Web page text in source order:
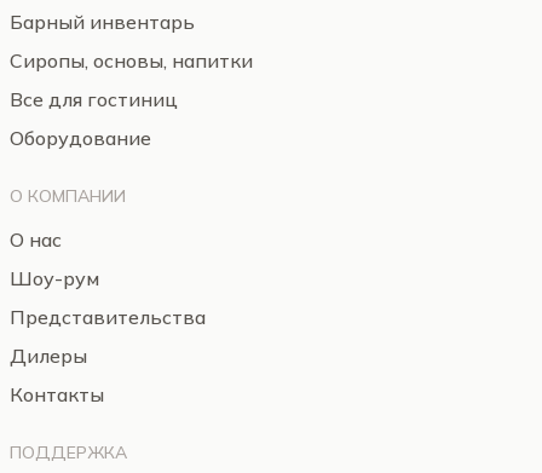
Барный инвентарь
Сиропы, основы, напитки
Все для гостиниц
Оборудование
О КОМПАНИИ
О нас
Шоу-рум
Представительства
Дилеры
Контакты
ПОДДЕРЖКА